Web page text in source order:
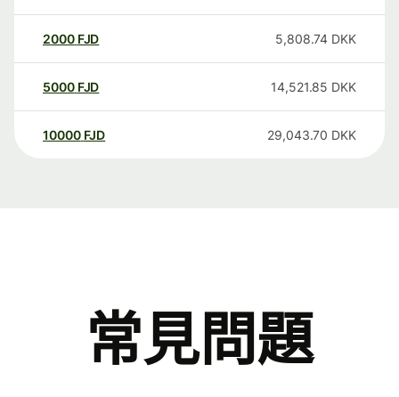
2000 FJD 5,808.74 DKK
5000 FJD 14,521.85 DKK
10000 FJD 29,043.70 DKK
常見問題